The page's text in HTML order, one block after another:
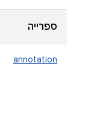
ספרייה
annotation